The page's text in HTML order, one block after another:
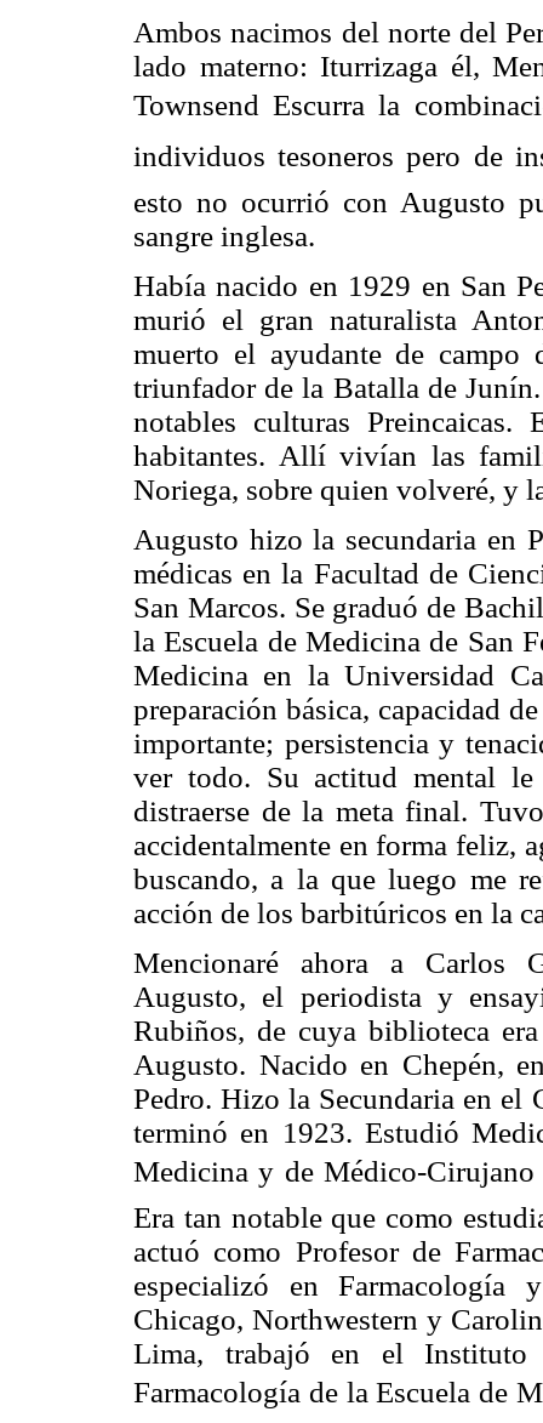
Ambos nacimos del norte del
lado materno: Iturrizaga él,
Townsend Escurra la
individuos tesoneros pero de
esto no ocurrió con Augusto
sangre inglesa.
Había nacido en 1929 en San
murió el gran naturalista
muerto el ayudante de campo
triunfador de la Batalla de
notables culturas
habitantes. Allí vivían las
Noriega, sobre quien volveré, y
Augusto hizo la secundaria en
médicas en la Facultad de
San Marcos. Se graduó de
la Escuela de Medicina de San
Medicina en la Universidad
preparación básica, capacidad
importante; persistencia y
ver todo. Su actitud mental
distraerse de la meta final.
accidentalmente en forma feliz,
buscando, a la que luego me
acción de los barbitúricos en la
Mencionaré ahora a Carlos
Augusto, el periodista y
Rubiños, de cuya biblioteca
Augusto. Nacido en Chepén,
Pedro. Hizo la Secundaria en
terminó en 1923. Estudió
Medicina y de Médico-Cirujano
Era tan notable que como
actuó como Profesor de
especializó en Farmacología
Chicago, Northwestern y
Lima, trabajó en el
Farmacología de la Escuela de